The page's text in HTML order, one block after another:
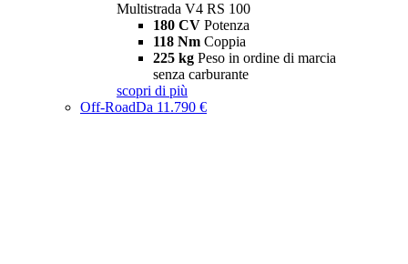
Multistrada V4 RS 100
180 CV Potenza
118 Nm Coppia
225 kg Peso in ordine di marcia
senza carburante
scopri di più
Off-RoadDa 11.790 €